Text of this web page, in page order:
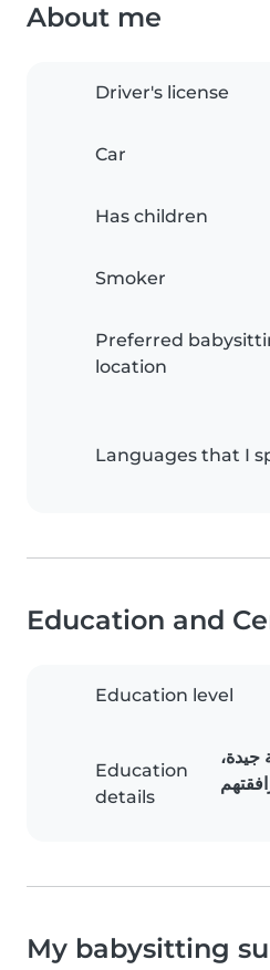
About me
Driver's license
Car
Has children
Smoker
Preferred
location
Languages that I
Education and
Education level
Education
details
جيدة،
My babysitting